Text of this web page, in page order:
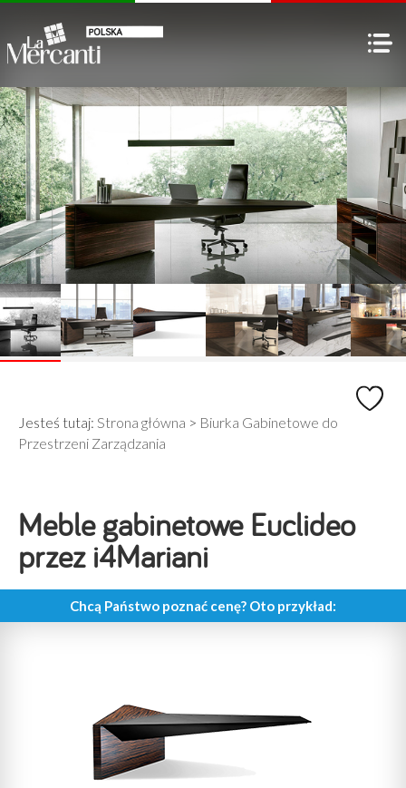
Jesteś tutaj: Strona główna > Biurka Gabinetowe do
Przestrzeni Zarządzania
Meble gabinetowe Euclideo
przez i4Mariani
Chcą Państwo poznać cenę? Oto przykład: